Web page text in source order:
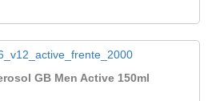
GB Men Active 150ml